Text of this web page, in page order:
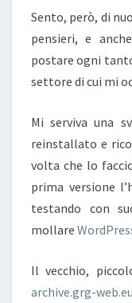
Sento, però, di
pensieri, e
postare ogni
settore di cui mi
Mi serviva una
reinstallato e
volta che lo
prima versione
testando con
mollare
Il vecchio,
archive.grg-